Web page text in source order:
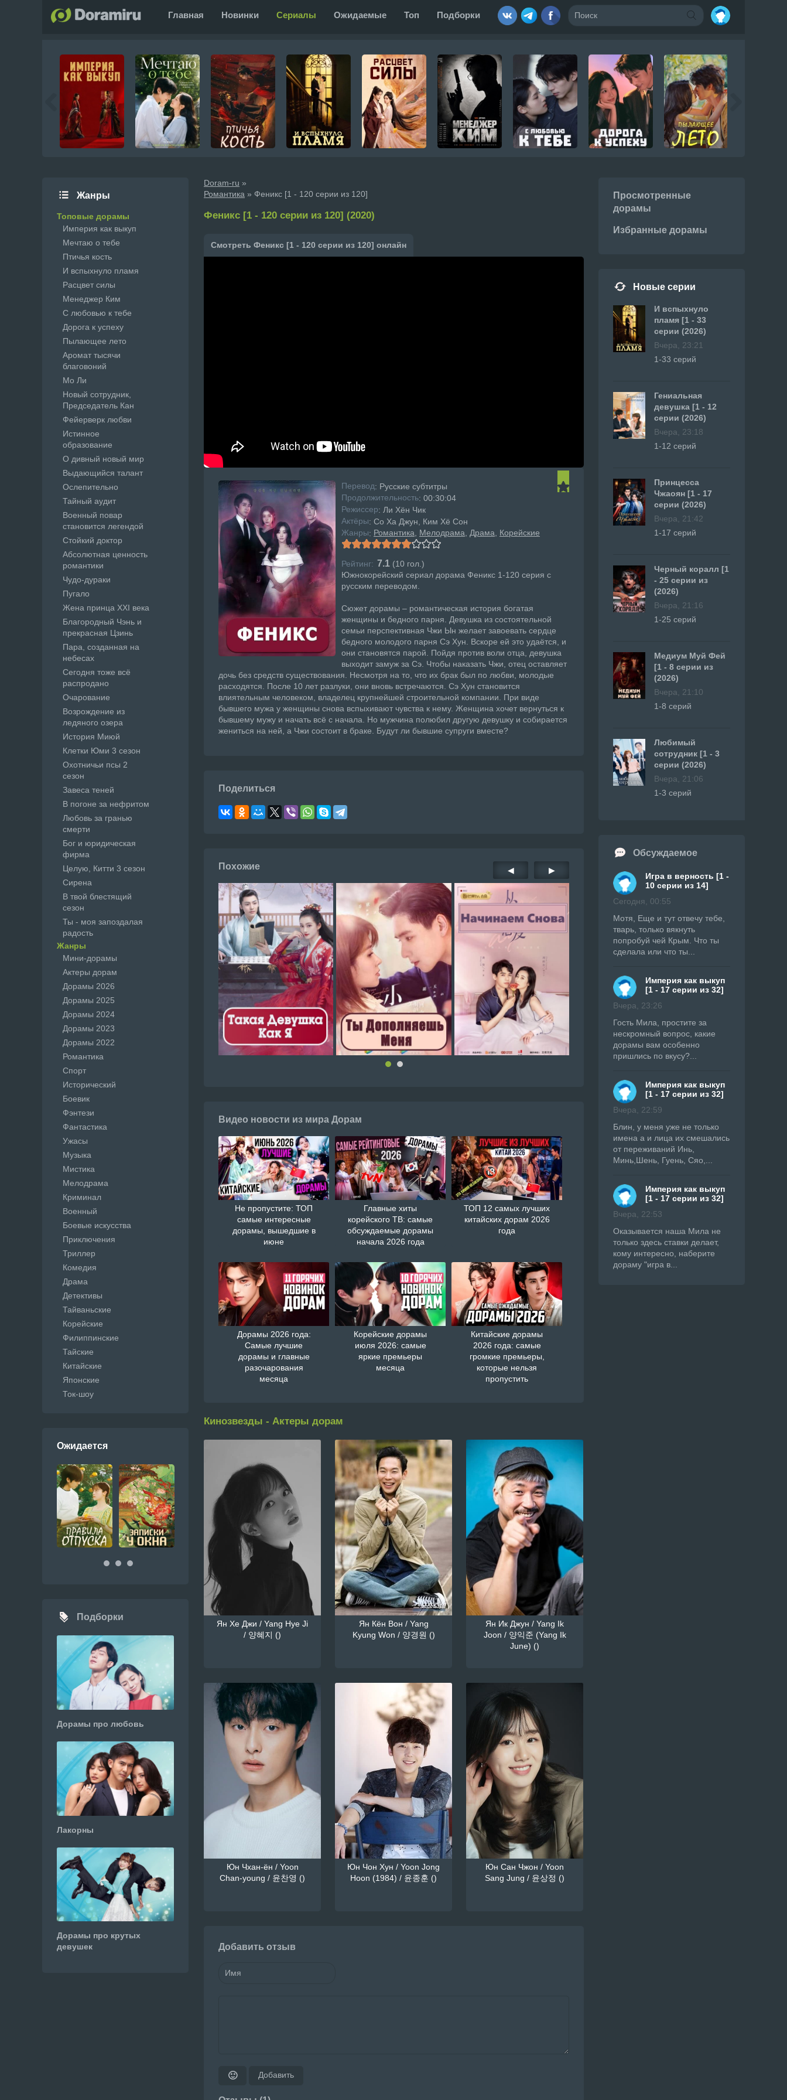
Главная Новинки Сериалы Ожидаемые Топ Подборки
Doram-ru »
Романтика » Феникс [1 - 120 серии из 120]
Феникс [1 - 120 серии из 120] (2020)
Смотреть Феникс [1 - 120 серии из 120] онлайн
Перевод: Русские субтитры
Продолжительность: 00:30:04
Режисcер: Ли Хён Чик
Актёры: Со Ха Джун, Ким Хё Сон
Жанры: Романтика Мелодрама Драма Корейские
Рейтинг: 7.1 (10 гол.)
Южнокорейский сериал дорама Феникс 1-120 серия с
русским переводом.
Сюжет дорамы – романтическая история богатая
женщины и бедного парня. Девушка из состоятельной
семьи перспективная Чжи Ын желает завоевать сердце
бедного молодого парня Сэ Хун. Вскоре ей это удаётся, и
они становятся парой. Пойдя против воли отца, девушка
выходит замуж за Сэ. Чтобы наказать Чжи, отец оставляет
дочь без средств существования. Несмотря на то, что их брак был по любви, молодые
расходятся. После 10 лет разлуки, они вновь встречаются. Сэ Хун становится
влиятельным человеком, владелец крупнейшей строительной компании. При виде
бывшего мужа у женщины снова вспыхивают чувства к нему. Женщина хочет вернуться к
бывшему мужу и начать всё с начала. Но мужчина полюбил другую девушку и собирается
жениться на ней, а Чжи состоит в браке. Будут ли бывшие супруги вместе?
Поделиться
Похожие ◀ ▶
Видео новости из мира Дорам
Не пропустите: ТОП
самые интересные
дорамы, вышедшие в
июне
Главные хиты
корейского ТВ: самые
обсуждаемые дорамы
начала 2026 года
ТОП 12 самых лучших
китайских дорам 2026
года
Дорамы 2026 года:
Самые лучшие
дорамы и главные
разочарования
месяца
Корейские дорамы
июля 2026: самые
яркие премьеры
месяца
Китайские дорамы
2026 года: самые
громкие премьеры,
которые нельзя
пропустить
Кинозвезды - Актеры дорам
Ян Хе Джи / Yang Hye Ji
/ 양혜지 ()
Ян Кён Вон / Yang
Kyung Won / 양경원 ()
Ян Ик Джун / Yang Ik
Joon / 양익준 (Yang Ik
June) ()
Юн Чхан-ён / Yoon
Chan-young / 윤찬영 ()
Юн Чон Хун / Yoon Jong
Hoon (1984) / 윤종훈 ()
Юн Сан Чжон / Yoon
Sang Jung / 윤상정 ()
Добавить отзыв
🙂 Добавить
Жанры
Топовые дорамы
Империя как выкуп
Мечтаю о тебе
Птичья кость
И вспыхнуло пламя
Расцвет силы
Менеджер Ким
С любовью к тебе
Дорога к успеху
Пылающее лето
Аромат тысячи
благовоний
Мо Ли
Новый сотрудник,
Председатель Кан
Фейерверк любви
Истинное
образование
О дивный новый мир
Выдающийся талант
Ослепительно
Тайный аудит
Военный повар
становится легендой
Стойкий доктор
Абсолютная ценность
романтики
Чудо-дураки
Пугало
Жена принца XXI века
Благородный Чэнь и
прекрасная Цзинь
Пара, созданная на
небесах
Сегодня тоже всё
распродано
Очарование
Возрождение из
ледяного озера
История Миюй
Клетки Юми 3 сезон
Охотничьи псы 2
сезон
Завеса теней
В погоне за нефритом
Любовь за гранью
смерти
Бог и юридическая
фирма
Целую, Китти 3 сезон
Сирена
В твой блестящий
сезон
Ты - моя запоздалая
радость
Жанры
Мини-дорамы
Актеры дорам
Дорамы 2026
Дорамы 2025
Дорамы 2024
Дорамы 2023
Дорамы 2022
Романтика
Спорт
Исторический
Боевик
Фэнтези
Фантастика
Ужасы
Музыка
Мистика
Мелодрама
Криминал
Военный
Боевые искусства
Приключения
Триллер
Комедия
Драма
Детективы
Тайваньские
Корейские
Филиппинские
Тайские
Китайские
Японские
Ток-шоу
Ожидается
Подборки
Дорамы про любовь
Лакорны
Дорамы про крутых
девушек
Просмотренные
дорамы
Избранные дорамы
Новые серии
И вспыхнуло
пламя [1 - 33
серии (2026)
Вчера, 23:21
1-33 серий
Гениальная
девушка [1 - 12
серии (2026)
Вчера, 23:18
1-12 серий
Принцесса
Чжаоян [1 - 17
серии (2026)
Вчера, 21:42
1-17 серий
Черный коралл [1
- 25 серии из
(2026)
Вчера, 21:16
1-25 серий
Медиум Муй Фей
[1 - 8 серии из
(2026)
Вчера, 21:10
1-8 серий
Любимый
сотрудник [1 - 3
серии (2026)
Вчера, 21:06
1-3 серий
Обсуждаемое
Игра в верность [1 -
10 серии из 14]
Сегодня, 00:55
Мотя, Еще и тут отвечу тебе,
тварь, только вякнуть
попробуй чей Крым. Что ты
сделала или что ты...
Империя как выкуп
[1 - 17 серии из 32]
Вчера, 23:26
Гость Мила, простите за
нескромный вопрос, какие
дорамы вам особенно
пришлись по вкусу?...
Империя как выкуп
[1 - 17 серии из 32]
Вчера, 22:59
Блин, у меня уже не только
имена а и лица их смешались
от переживаний Инь,
Минь,Шень, Гуень, Сяо,...
Империя как выкуп
[1 - 17 серии из 32]
Вчера, 22:53
Оказывается наша Мила не
только здесь ставки делает,
кому интересно, наберите
дораму "игра в...